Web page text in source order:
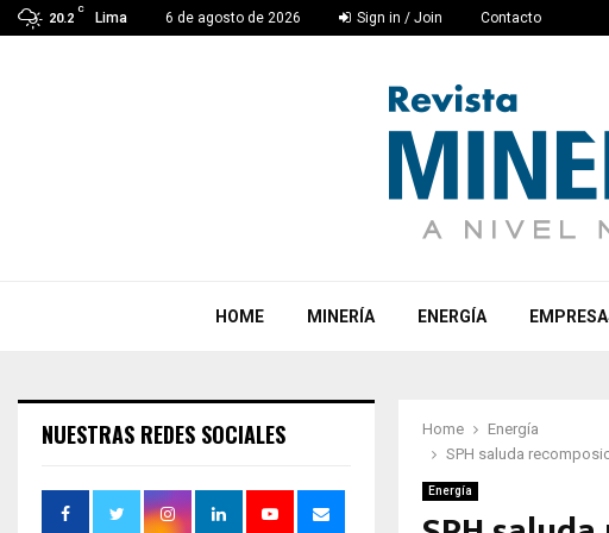
20.2
C
Lima 6 de agosto de 2026 Sign in / Join Contacto
HOME MINERÍA ENERGÍA
Home
Energía
SPH saluda
Energía
NUESTRAS REDES SOCIALES